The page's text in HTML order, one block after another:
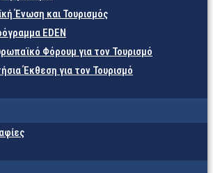
Ένωση και Τουρισμός
EDEN
Φόρουμ για τον Τουρισμό
Έκθεση για τον Τουρισμό